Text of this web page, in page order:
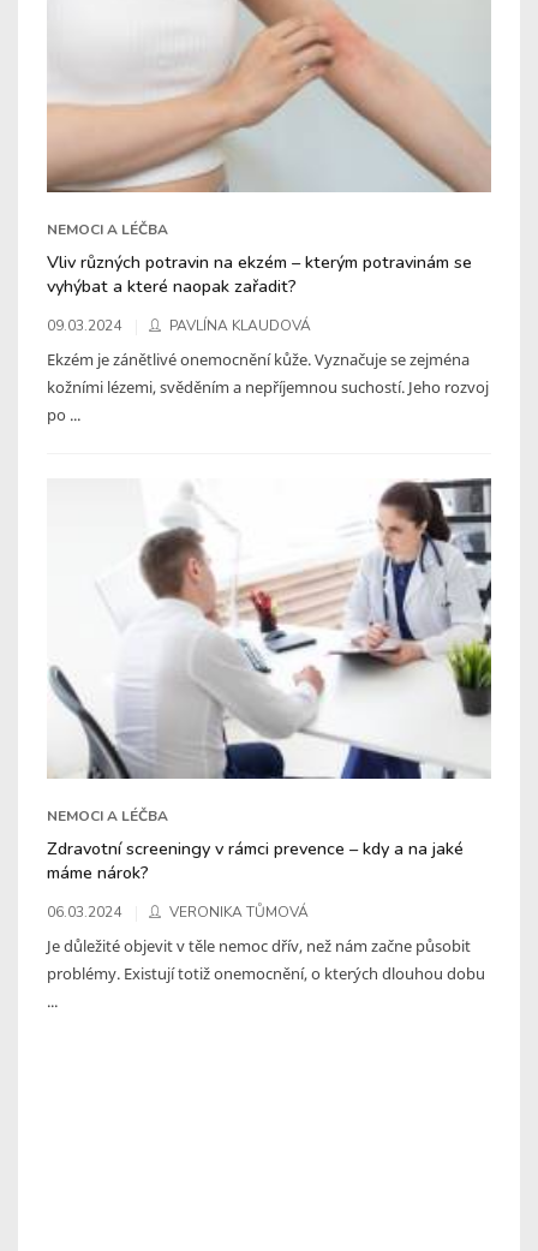
NEMOCI A LÉČBA
Vliv různých potravin na ekzém – kterým potravinám se
vyhýbat a které naopak zařadit?
09.03.2024 PAVLÍNA KLAUDOVÁ
Ekzém je zánětlivé onemocnění kůže. Vyznačuje se zejména
kožními lézemi, svěděním a nepříjemnou suchostí. Jeho rozvoj
po ...
NEMOCI A LÉČBA
Zdravotní screeningy v rámci prevence – kdy a na jaké
máme nárok?
06.03.2024 VERONIKA TŮMOVÁ
Je důležité objevit v těle nemoc dřív, než nám začne působit
problémy. Existují totiž onemocnění, o kterých dlouhou dobu
...